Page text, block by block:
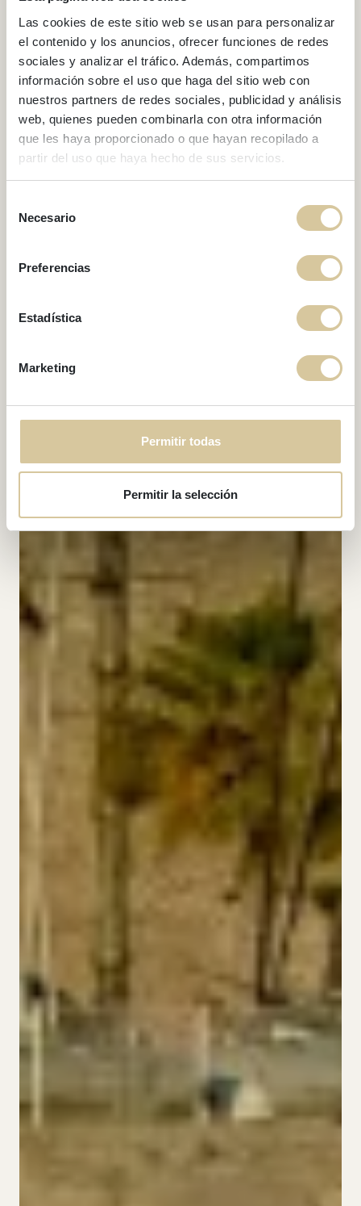
Las cookies de este sitio web se usan para personalizar
el contenido y los anuncios, ofrecer funciones de redes
sociales y analizar el tráfico. Además, compartimos
información sobre el uso que haga del sitio web con
nuestros partners de redes sociales, publicidad y análisis
web, quienes pueden combinarla con otra información
que les haya proporcionado o que hayan recopilado a
partir del uso que haya hecho de sus servicios.
Necesario
Preferencias
Estadística
Marketing
Permitir todas
Permitir la selección
BLOG
activities in Sitges